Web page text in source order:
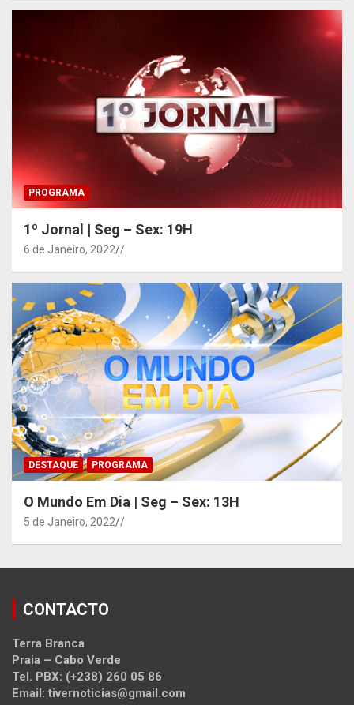
PROGRAMA
1º Jornal | Seg – Sex: 19H
6 de Janeiro, 2022 /
DESTAQUE PROGRAMA
O Mundo Em Dia | Seg – Sex: 13H
5 de Janeiro, 2022 /
CONTACTO
Terra Branca
Praia – Cabo Verde
Tel. PBX: (+238) 260 05 86
Email: tivernoticias@gmail.com